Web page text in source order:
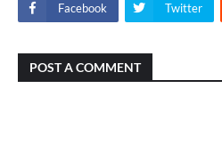
Facebook Twitter
POST A COMMENT